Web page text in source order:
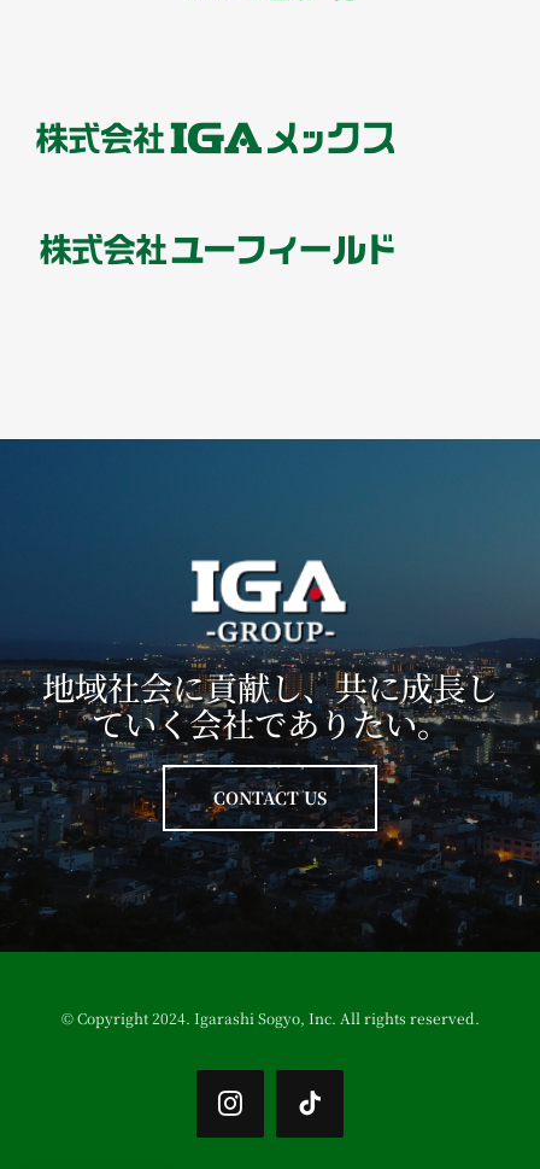
地域社会に貢献し、共に成長し
ていく会社でありたい。
CONTACT US
© Copyright 2024. Igarashi Sogyo, Inc. All rights reserved.